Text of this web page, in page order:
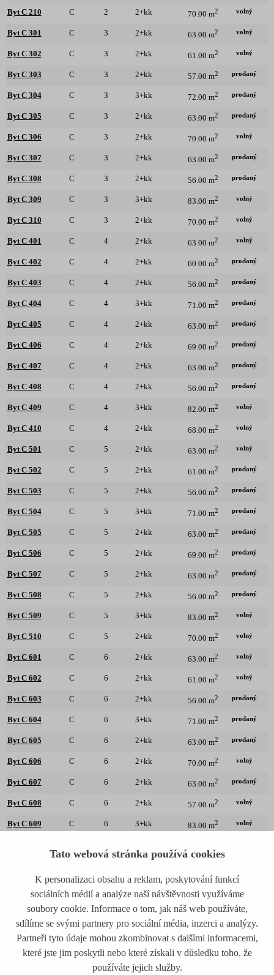
Tato webová stránka používá cookies
K personalizaci obsahu a reklam, poskytování funkcí
sociálních médií a analýze naší návštěvnosti využíváme
soubory cookie. Informace o tom, jak náš web používáte,
sdílíme se svými partnery pro sociální média, inzerci a analýzy.
Partneři tyto údaje mohou zkombinovat s dalšími informacemi,
které jste jim poskytli nebo které získali v důsledku toho, že
používáte jejich služby.
Byt C 210 C 2 2+kk 70.00 m2 volný
Byt C 301 C 3 2+kk 63.00 m2 volný
Byt C 302 C 3 2+kk 61.00 m2 volný
Byt C 303 C 3 2+kk 57.00 m2 prodaný
Byt C 304 C 3 3+kk 72.00 m2 prodaný
Byt C 305 C 3 2+kk 63.00 m2 prodaný
Byt C 306 C 3 2+kk 70.00 m2 volný
Byt C 307 C 3 2+kk 63.00 m2 prodaný
Byt C 308 C 3 2+kk 56.00 m2 prodaný
Byt C 309 C 3 3+kk 83.00 m2 volný
Byt C 310 C 3 2+kk 70.00 m2 volný
Byt C 401 C 4 2+kk 63.00 m2 volný
Byt C 402 C 4 2+kk 60.00 m2 prodaný
Byt C 403 C 4 2+kk 56.00 m2 prodaný
Byt C 404 C 4 3+kk 71.00 m2 prodaný
Byt C 405 C 4 2+kk 63.00 m2 prodaný
Byt C 406 C 4 2+kk 69.00 m2 prodaný
Byt C 407 C 4 2+kk 63.00 m2 prodaný
Byt C 408 C 4 2+kk 56.00 m2 prodaný
Byt C 409 C 4 3+kk 82.00 m2 volný
Byt C 410 C 4 2+kk 68.00 m2 volný
Byt C 501 C 5 2+kk 63.00 m2 volný
Byt C 502 C 5 2+kk 61.00 m2 prodaný
Byt C 503 C 5 2+kk 56.00 m2 prodaný
Byt C 504 C 5 3+kk 71.00 m2 prodaný
Byt C 505 C 5 2+kk 63.00 m2 prodaný
Byt C 506 C 5 2+kk 69.00 m2 prodaný
Byt C 507 C 5 2+kk 63.00 m2 prodaný
Byt C 508 C 5 2+kk 56.00 m2 prodaný
Byt C 509 C 5 3+kk 83.00 m2 volný
Byt C 510 C 5 2+kk 70.00 m2 volný
Byt C 601 C 6 2+kk 63.00 m2 volný
Byt C 602 C 6 2+kk 61.00 m2 volný
Byt C 603 C 6 2+kk 56.00 m2 prodaný
Byt C 604 C 6 3+kk 71.00 m2 prodaný
Byt C 605 C 6 2+kk 63.00 m2 prodaný
Byt C 606 C 6 2+kk 70.00 m2 volný
Byt C 607 C 6 2+kk 63.00 m2 prodaný
Byt C 608 C 6 2+kk 57.00 m2 volný
Byt C 609 C 6 3+kk 83.00 m2 volný
Byty Novoveská / Výběr bydlení
info@novoveska.cz| +420